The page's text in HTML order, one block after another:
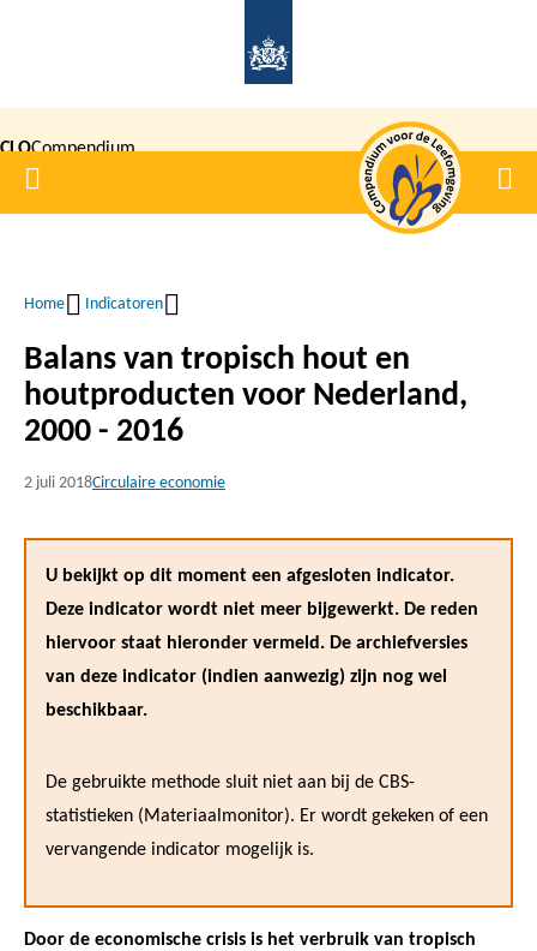
inhoud
gaan
CLOCompendium
voor de
Home
Kruimelpad
Home Indicatoren
Balans van tropisch hout en
houtproducten voor Nederland,
2000 - 2016
2 juli 2018Circulaire economie
U bekijkt op dit moment een afgesloten indicator.
Deze indicator wordt niet meer bijgewerkt. De reden
hiervoor staat hieronder vermeld. De archiefversies
van deze indicator (indien aanwezig) zijn nog wel
beschikbaar.
De gebruikte methode sluit niet aan bij de CBS-
statistieken (Materiaalmonitor). Er wordt gekeken of een
vervangende indicator mogelijk is.
Door de economische crisis is het verbruik van tropisch